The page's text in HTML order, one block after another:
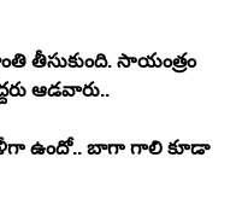
తీసుకుంది. సాయంత్రం
ఆడవారు..
ఉందో.. బాగా గాలి కూడా